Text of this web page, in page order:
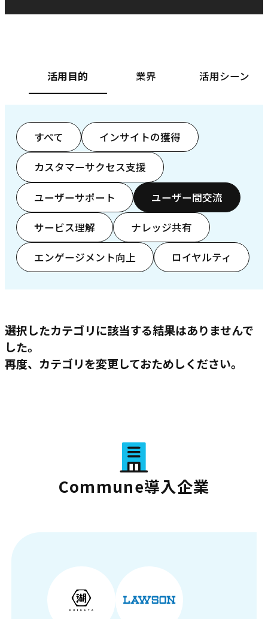
活用目的 業界 活用シーン
すべて インサイトの獲得
カスタマーサクセス支援
ユーザーサポート ユーザー間交流
サービス理解 ナレッジ共有
エンゲージメント向上 ロイヤルティ
選択したカテゴリに該当する結果はありませんで
した。
再度、カテゴリを変更しておためしください。
Commune導入企業